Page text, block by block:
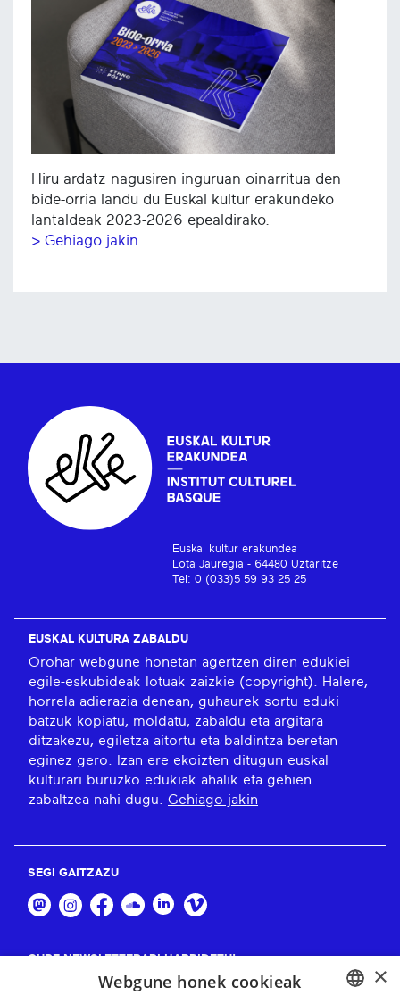
Hiru ardatz nagusiren inguruan oinarritua den
bide-orria landu du Euskal kultur erakundeko
lantaldeak 2023-2026 epealdirako.
> Gehiago jakin
Euskal kultur erakundea
Lota Jauregia - 64480 Uztaritze
Tel: 0 (033)5 59 93 25 25
EUSKAL KULTURA ZABALDU
Orohar webgune honetan agertzen diren edukiei
egile-eskubideak lotuak zaizkie (copyright). Halere,
horrela adierazia denean, guhaurek sortu eduki
batzuk kopiatu, moldatu, zabaldu eta argitara
ditzakezu, egiletza aitortu eta baldintza beretan
eginez gero. Izan ere ekoizten ditugun euskal
kulturari buruzko edukiak ahalik eta gehien
zabaltzea nahi dugu. Gehiago jakin
SEGI GAITZAZU
GURE NEWSLETTERARI HARPIDETU!
×
Webgune honek cookieak